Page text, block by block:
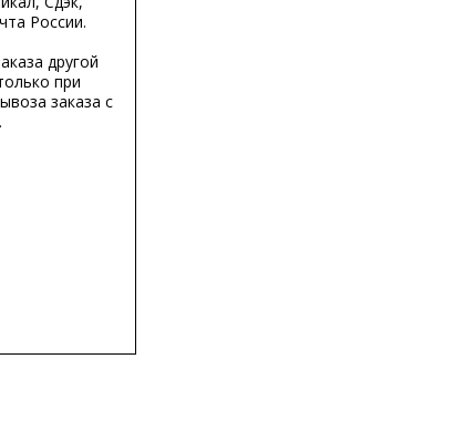
России.
другой
при
заказа с